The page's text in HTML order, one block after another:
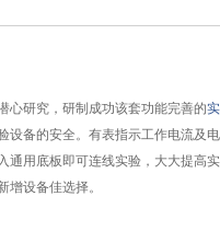
心研究，研制成功该套功能完善的
设备的安全。有表指示工作电流及电
通用底板即可连线实验，大大提高
设备佳选择。